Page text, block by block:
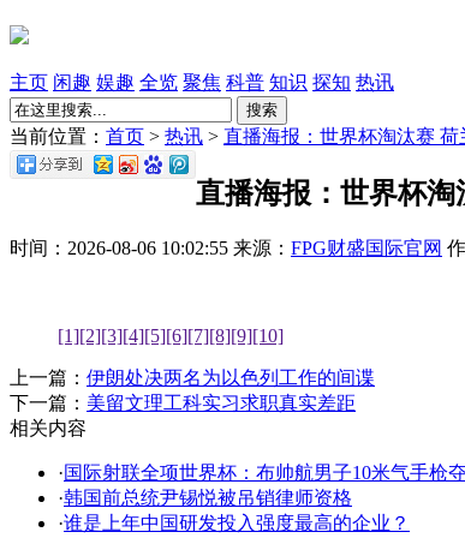
主页 闲趣 娱趣 全览 聚焦 科普 知识 探知 热讯
搜索
当前位置： 首页 > 热讯 > 直播海报：世界杯淘汰赛
直播海报：世界杯
时间：2026-08-06 10:02:55 来源： FPG财盛国际官网
[1][2][3][4][5][6][7][8][9][10]
上一篇： 伊朗处决两名为以色列工作的间谍
下一篇： 美留文理工科实习求职真实差距
相关内容
·国际射联全项世界杯：布帅航男子10米气手枪
·韩国前总统尹锡悦被吊销律师资格
·谁是上年中国研发投入强度最高的企业？